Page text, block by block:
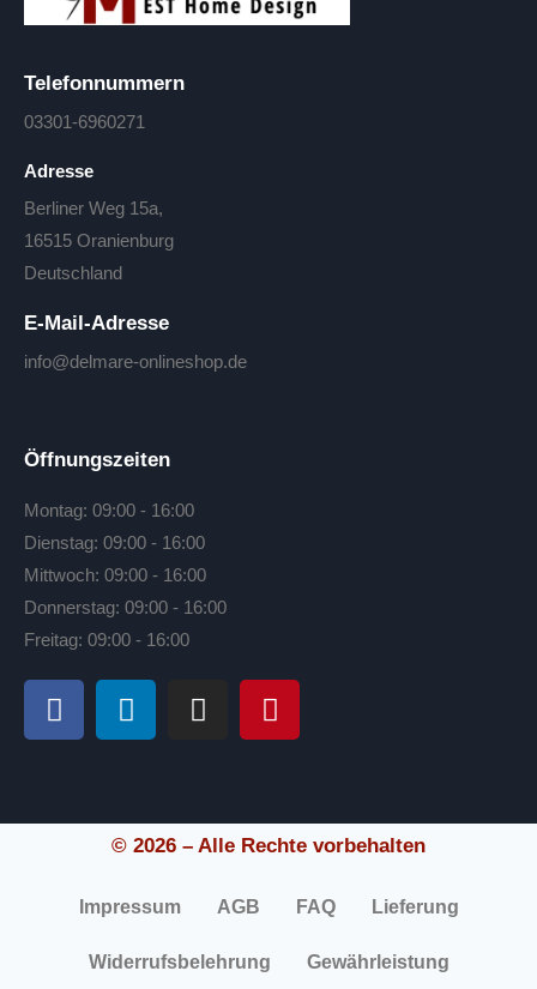
Telefonnummern
03301-6960271
Adresse
Berliner Weg 15a,
16515 Oranienburg
Deutschland
E-Mail-Adresse
info@delmare-onlineshop.de
Öffnungszeiten
Montag: 09:00 - 16:00
Dienstag: 09:00 - 16:00
Mittwoch: 09:00 - 16:00
Donnerstag: 09:00 - 16:00
Freitag: 09:00 - 16:00
© 2026 – Alle Rechte vorbehalten
Impressum AGB FAQ Lieferung
Widerrufsbelehrung Gewährleistung